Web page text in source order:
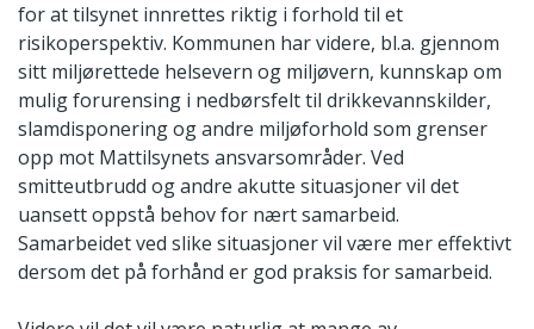
for at tilsynet innrettes riktig i forhold til et
risikoperspektiv. Kommunen har videre, bl.a. gjennom
sitt miljørettede helsevern og miljøvern, kunnskap om
mulig forurensing i nedbørsfelt til drikkevannskilder,
slamdisponering og andre miljøforhold som grenser
opp mot Mattilsynets ansvarsområder. Ved
smitteutbrudd og andre akutte situasjoner vil det
uansett oppstå behov for nært samarbeid.
Samarbeidet ved slike situasjoner vil være mer effektivt
dersom det på forhånd er god praksis for samarbeid.